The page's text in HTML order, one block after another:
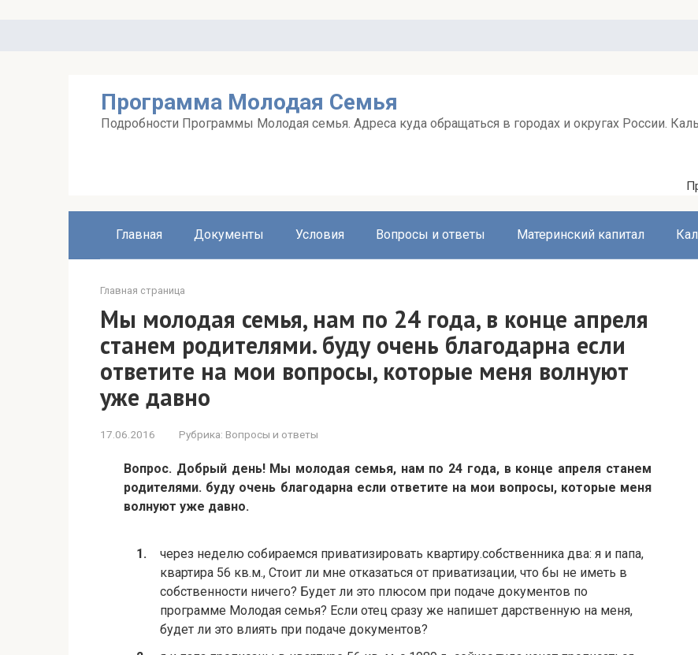
Программа Молодая Семья
Подробности Программы Молодая семья. Адреса куда обращаться в городах и округах России.
Главная Документы Условия Вопросы и ответы Материнский капитал
Главная страница
Мы молодая семья, нам по 24 года, в конце апреля
станем родителями. буду очень благодарна если
ответите на мои вопросы, которые меня волнуют
уже давно
17.06.2016 Рубрика: Вопросы и ответы
Вопрос. Добрый день! Мы молодая семья, нам по 24 года, в конце апреля станем
родителями. буду очень благодарна если ответите на мои вопросы, которые меня
волнуют уже давно.
через неделю собираемся приватизировать квартиру.собственника два: я и папа,
квартира 56 кв.м., Стоит ли мне отказаться от приватизации, что бы не иметь в
собственности ничего? Будет ли это плюсом при подаче документов по
программе Молодая семья? Если отец сразу же напишет дарственную на меня,
будет ли это влиять при подаче документов?